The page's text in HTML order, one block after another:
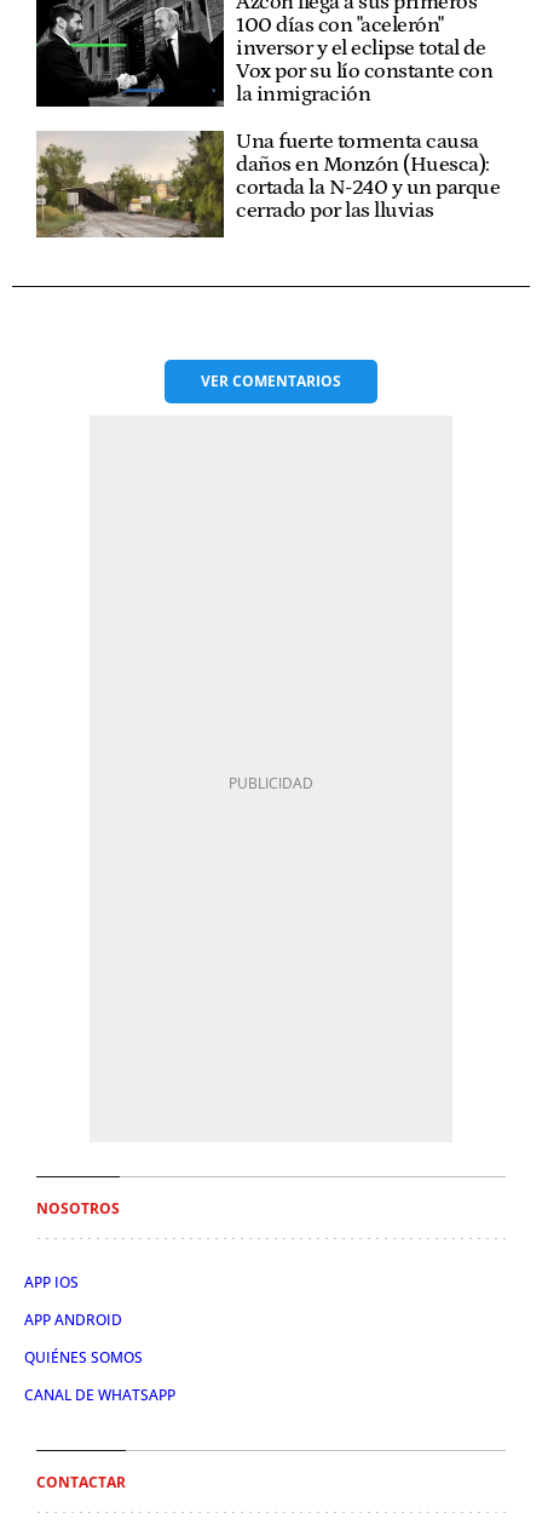
100 días con "acelerón"
inversor y el eclipse total de
Vox por su lío constante con
la inmigración
Una fuerte tormenta causa
daños en Monzón (Huesca):
cortada la N-240 y un parque
cerrado por las lluvias
VERCOMENTARIOS
NOSOTROS
APP IOS
APP ANDROID
QUIÉNES SOMOS
CANAL DE WHATSAPP
CONTACTAR